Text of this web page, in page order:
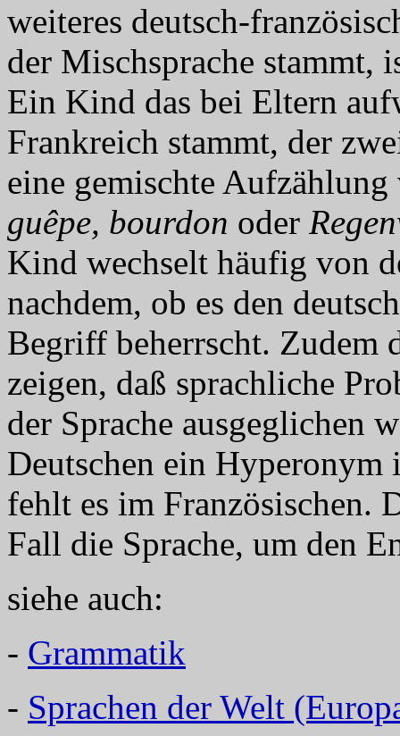
weiteres deutsch-
der Mischsprache stammt,
Ein Kind das bei Eltern
Frankreich stammt, der
eine gemischte
guêpe, bourdon oder
Kind wechselt häufig von
nachdem, ob es den
Begriff beherrscht. Zudem
zeigen, daß sprachliche
der Sprache ausgeglichen
Deutschen ein
fehlt es im Französischen.
Fall die Sprache, um
siehe auch:
- Grammatik
- Sprachen der Welt